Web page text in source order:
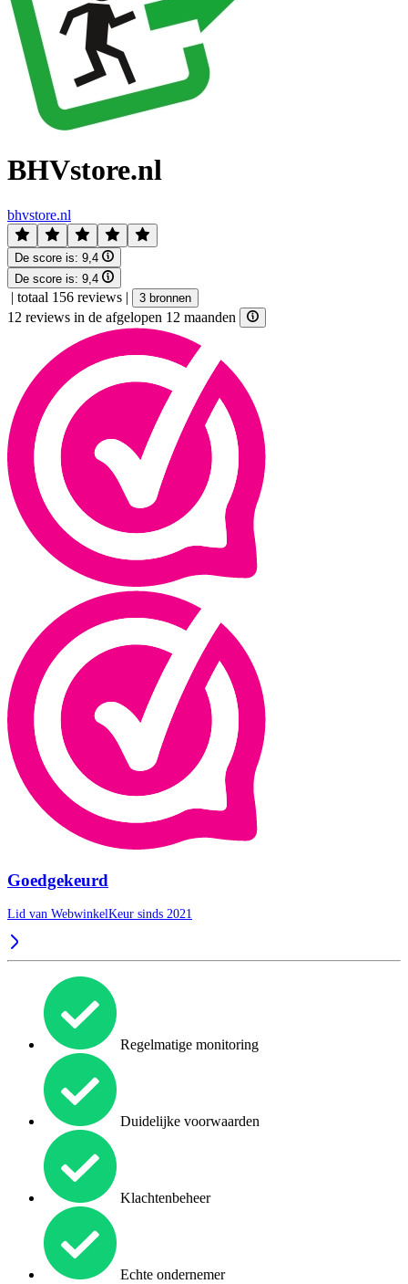
BHVstore.nl
bhvstore.nl
De score is: 9,4
De score is: 9,4
| totaal 156 reviews | 3 bronnen
12 reviews in de afgelopen 12 maanden
Goedgekeurd
Lid van WebwinkelKeur sinds 2021
Regelmatige monitoring
Duidelijke voorwaarden
Klachtenbeheer
Echte ondernemer